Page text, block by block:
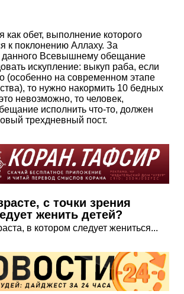
как обет, выполнение которого
к поклонению Аллаху. За
Всевышнему обещание
искупление: выкуп раба, если
(особенно на современном этапе
то нужно накормить 10 бедных
невозможно, то человек,
исполнить что-то, должен
трехдневный пост.
с точки зрения
женить детей?
в котором следует жениться...